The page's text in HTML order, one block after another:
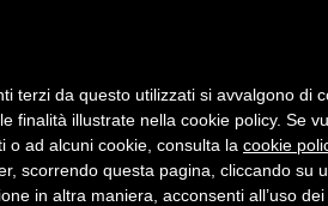
terzi da questo utilizzati si avvalgono di
finalità illustrate nella cookie policy. Se
o ad alcuni cookie, consulta la cookie
scorrendo questa pagina, cliccando su
in altra maniera, acconsenti all’uso